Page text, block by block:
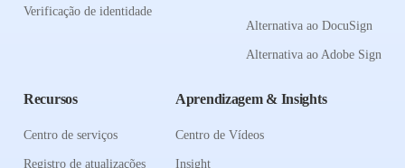
Verificação de identidade
Alternativa ao DocuSign
Alternativa ao Adobe Sign
Recursos
Centro de serviços
Registro de atualizações
Aprendizagem & Insights
Centro de Vídeos
Insight